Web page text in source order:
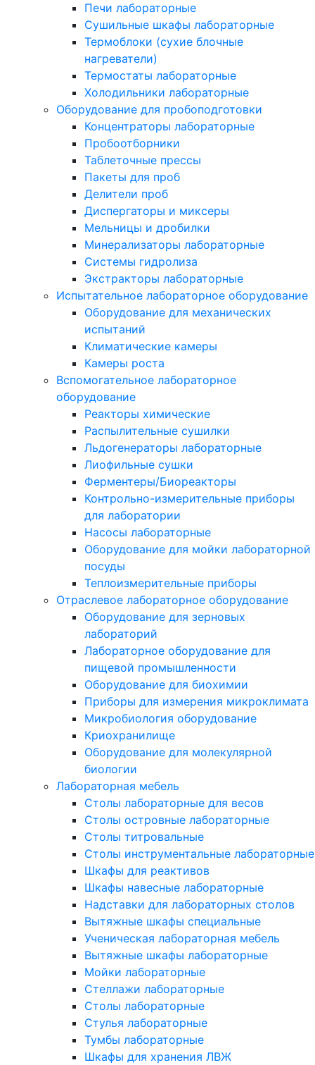
Печи лабораторные
Сушильные шкафы лабораторные
Термоблоки (сухие блочные
нагреватели)
Термостаты лабораторные
Холодильники лабораторные
Оборудование для пробоподготовки
Концентраторы лабораторные
Пробоотборники
Таблеточные прессы
Пакеты для проб
Делители проб
Диспергаторы и миксеры
Мельницы и дробилки
Минерализаторы лабораторные
Системы гидролиза
Экстракторы лабораторные
Испытательное лабораторное оборудование
Оборудование для механических
испытаний
Климатические камеры
Камеры роста
Вспомогательное лабораторное
оборудование
Реакторы химические
Распылительные сушилки
Льдогенераторы лабораторные
Лиофильные сушки
Ферментеры/Биореакторы
Контрольно-измерительные приборы
для лаборатории
Насосы лабораторные
Оборудование для мойки лабораторной
посуды
Теплоизмерительные приборы
Отраслевое лабораторное оборудование
Оборудование для зерновых
лабораторий
Лабораторное оборудование для
пищевой промышленности
Оборудование для биохимии
Приборы для измерения микроклимата
Микробиология оборудование
Криохранилище
Оборудование для молекулярной
биологии
Лабораторная мебель
Столы лабораторные для весов
Столы островные лабораторные
Столы титровальные
Столы инструментальные лабораторные
Шкафы для реактивов
Шкафы навесные лабораторные
Надставки для лабораторных столов
Вытяжные шкафы специальные
Ученическая лабораторная мебель
Вытяжные шкафы лабораторные
Мойки лабораторные
Стеллажи лабораторные
Столы лабораторные
Стулья лабораторные
Тумбы лабораторные
Шкафы для хранения ЛВЖ